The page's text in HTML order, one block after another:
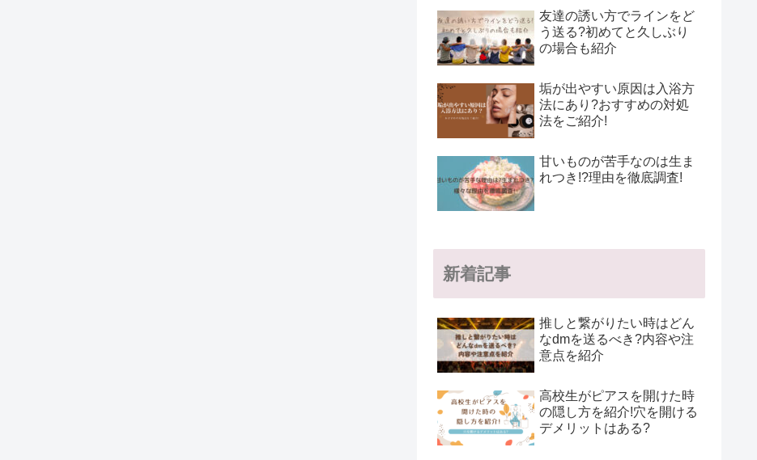
友達の誘い方でラインをど
う送る?初めてと久しぶり
の場合も紹介
垢が出やすい原因は入浴方
法にあり?おすすめの対処
法をご紹介!
甘いものが苦手なのは生ま
れつき!?理由を徹底調査!
新着記事
推しと繋がりたい時はどん
なdmを送るべき?内容や注
意点を紹介
高校生がピアスを開けた時
の隠し方を紹介!穴を開ける
デメリットはある?